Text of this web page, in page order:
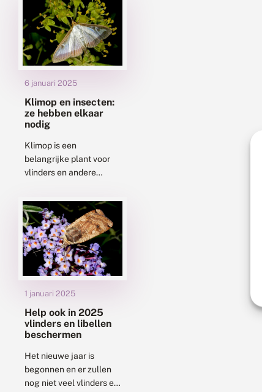
Landen. Wat betekent
het verlies van gewone
soorten...
6 januari 2025
Klimop en insecten:
ze hebben elkaar
nodig
Klimop is een
belangrijke plant voor
vlinders en andere
als veel andere planten
al zijn uitgebloeid, en
kan enorm rijk bloeien....
1 januari 2025
Help ook in 2025
vlinders en libellen
beschermen
Het nieuwe jaar is
begonnen en er zullen
nog niet veel vlinders en